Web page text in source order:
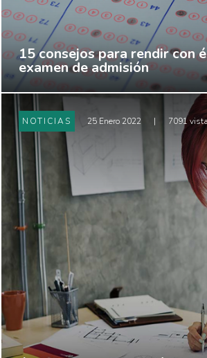
15 consejos para rendir con
examen de admisión
NOTICIAS 25 Enero 2022 | 7091